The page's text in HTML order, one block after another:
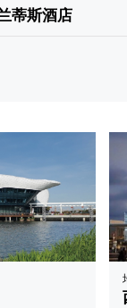
蒂斯酒店